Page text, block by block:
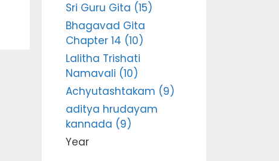
Sri Guru Gita (15)
Bhagavad Gita
Chapter 14 (10)
Lalitha Trishati
Namavali (10)
Achyutashtakam (9)
aditya hrudayam
kannada (9)
Year